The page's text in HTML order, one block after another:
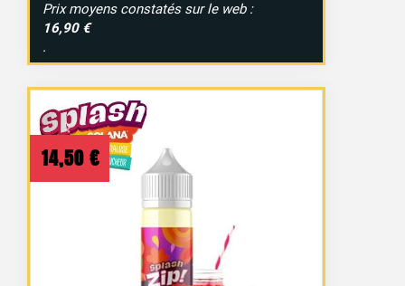
Prix moyens constatés sur le web :
16,90 €
.
14,50 €